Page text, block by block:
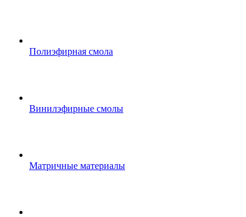
Полиэфирная смола
Винилэфирные смолы
Матричные материалы